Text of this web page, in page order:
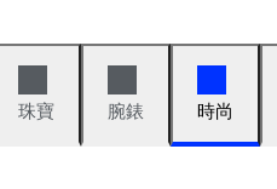
珠寶 腕錶 時尚